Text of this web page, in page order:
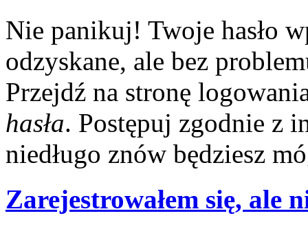
Nie panikuj! Twoje hasło
odzyskane, ale bez
Przejdź na stronę
hasła. Postępuj zgodnie z
niedługo znów będziesz
Zarejestrowałem się, ale